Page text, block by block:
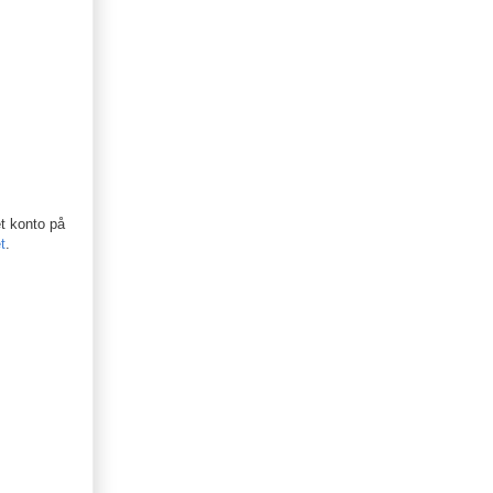
konto på
.